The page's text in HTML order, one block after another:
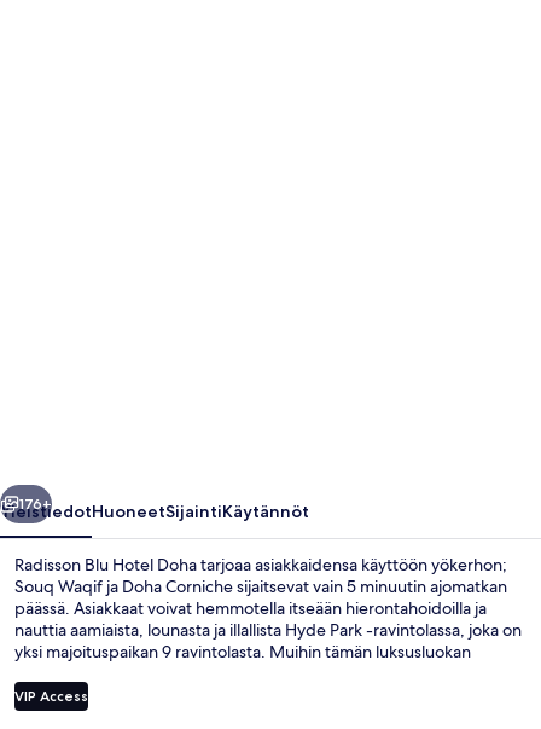
Seuraava
176+
YleistiedotHuoneetSijaintiKäytännöt
Radisson Blu Hotel Doha tarjoaa asiakkaidensa käyttöön yökerhon;
Souq Waqif ja Doha Corniche sijaitsevat vain 5 minuutin ajomatkan
päässä. Asiakkaat voivat hemmotella itseään hierontahoidoilla ja
nauttia aamiaista, lounasta ja illallista Hyde Park -ravintolassa, joka on
yksi majoituspaikan 9 ravintolasta. Muihin tämän luksusluokan
ilmaiset lentokenttäkuljetukset. Matkailijat arvostavat majoituspaikan
avuliasta henkilökuntaa.
VIP Access